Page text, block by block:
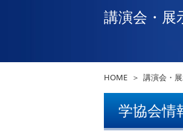
講演会・展
HOME 講演会・
学協会情